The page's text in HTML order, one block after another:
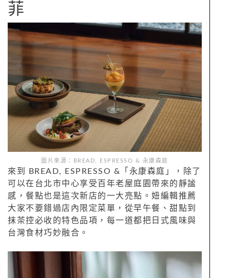
菲
圖片來源：BREAD, ESPRESSO & 永康森庭
來到 BREAD, ESPRESSO &「永康森庭」，除了
可以在台北市中心享受百年老屋庭園帶來的靜謐
感，餐點也是這次新店的一大亮點。妞編輯推薦
大家不要錯過店內限定菜單，從早午餐、甜點到
抹茶控必收的特色品項，每一道都把日式風味與
台灣食材巧妙融合。